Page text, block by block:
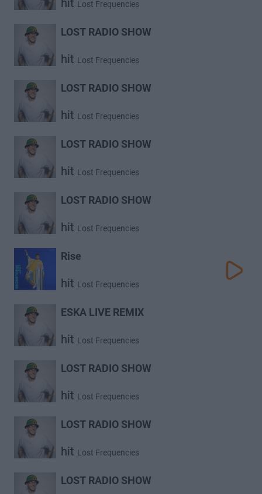
hit Lost Frequencies
LOST RADIO SHOW
hit Lost Frequencies
LOST RADIO SHOW
hit Lost Frequencies
LOST RADIO SHOW
hit Lost Frequencies
LOST RADIO SHOW
hit Lost Frequencies
Rise
hit Lost Frequencies
ESKA LIVE REMIX
hit Lost Frequencies
LOST RADIO SHOW
hit Lost Frequencies
LOST RADIO SHOW
hit Lost Frequencies
LOST RADIO SHOW